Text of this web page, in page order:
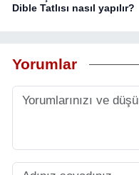
Dible Tatlısı nasıl yapılır?
Yorumlar